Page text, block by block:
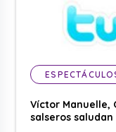
Víctor Manuelle,
salseros